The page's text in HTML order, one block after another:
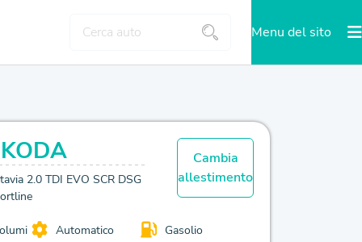
Menu del sito
2.0 TDI EVO SCR DSG
Cambia
allestimento
Automatico Gasolio